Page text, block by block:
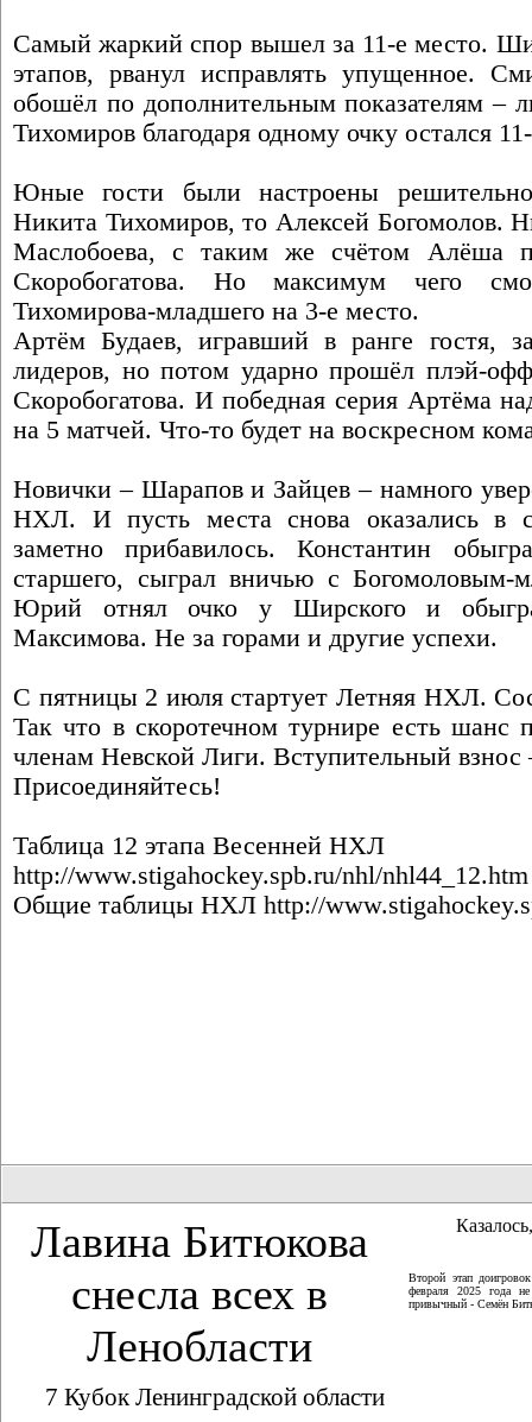
Самый жаркий спор вышел за 11-е место.
этапов, рванул исправлять упущенное.
обошёл по дополнительным показателям –
Тихомиров благодаря одному очку остался
Юные гости были настроены
Никита Тихомиров, то Алексей Богомолов.
Маслобоева, с таким же счётом Алёша
Скоробогатова. Но максимум чего
Тихомирова-младшего на 3-е место.
Артём Будаев, игравший в ранге гостя,
лидеров, но потом ударно прошёл плэй-
Скоробогатова. И победная серия Артёма
на 5 матчей. Что-то будет на воскресном
Новички – Шарапов и Зайцев – намного
НХЛ. И пусть места снова оказались в
заметно прибавилось. Константин
старшего, сыграл вничью с Богомоловым-
Юрий отнял очко у Ширского и
Максимова. Не за горами и другие успехи.
С пятницы 2 июля стартует Летняя НХЛ.
Так что в скоротечном турнире есть шанс
членам Невской Лиги. Вступительный взнос
Присоединяйтесь!
Таблица 12 этапа Весенней НХЛ
http://www.stigahockey.spb.ru/nhl/nhl44_12.htm
Общие таблицы НХЛ http://
Лавина Битюкова
снесла всех в
Ленобласти
7 Кубок Ленинградской области
Второй этап
февраля 2025 года
привычный - Семён